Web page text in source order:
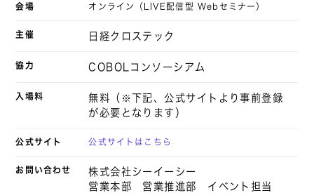
会場 オンライン（LIVE配信型 Webセミナー）
主催 日経クロステック
協力 COBOLコンソーシアム
入場料
無料（※下記、公式サイトより事前登録
が必要となります）
公式サイト 公式サイトはこちら
お問い合わせ
株式会社シーイーシー
営業本部 営業推進部 イベント担当